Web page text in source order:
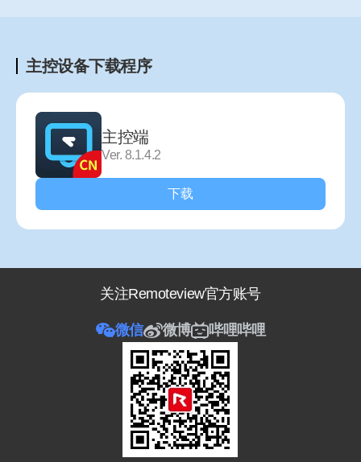
主控设备下载程序
主控端
Ver. 8.1.4.2
下载
关注Remoteview官方账号
微信 微博 哔哩哔哩